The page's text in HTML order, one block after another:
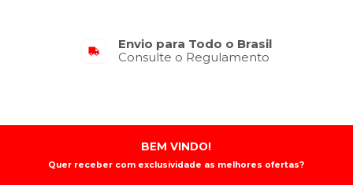
Envio para Todo o Brasil
Consulte o Regulamento
BEM VINDO!
Quer receber com exclusividade as melhores ofertas?